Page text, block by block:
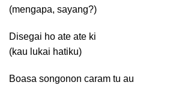
(mengapa, sayang?)
Disegai ho ate ate ki
(kau lukai hatiku)
Boasa songonon caram tu au